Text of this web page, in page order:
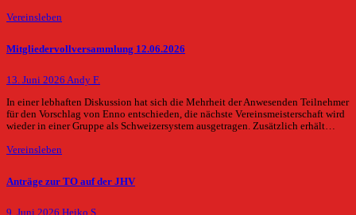
Vereinsleben
Mitgliedervollversammlung 12.06.2026
13. Juni 2026 Andy F.
In einer lebhaften Diskussion hat sich die Mehrheit der Anwesenden Teilnehmer
für den Vorschlag von Enno entschieden, die nächste Vereinsmeisterschaft wird
wieder in einer Gruppe als Schweizersystem ausgetragen. Zusätzlich erhält…
Vereinsleben
Anträge zur TO auf der JHV
9. Juni 2026 Heiko S.